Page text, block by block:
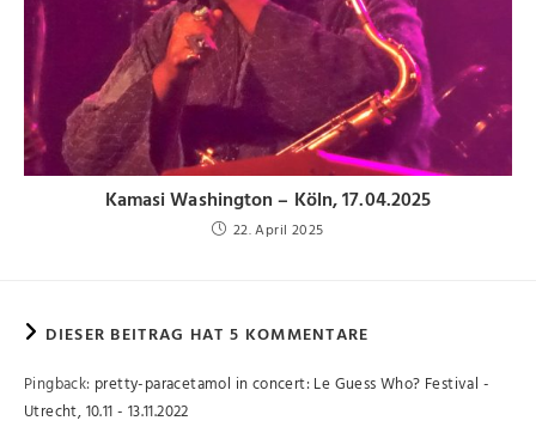
Kamasi Washington – Köln, 17.04.2025
22. April 2025
DIESER BEITRAG HAT 5 KOMMENTARE
Pingback: pretty-paracetamol in concert: Le Guess Who? Festival -
Utrecht, 10.11 - 13.11.2022